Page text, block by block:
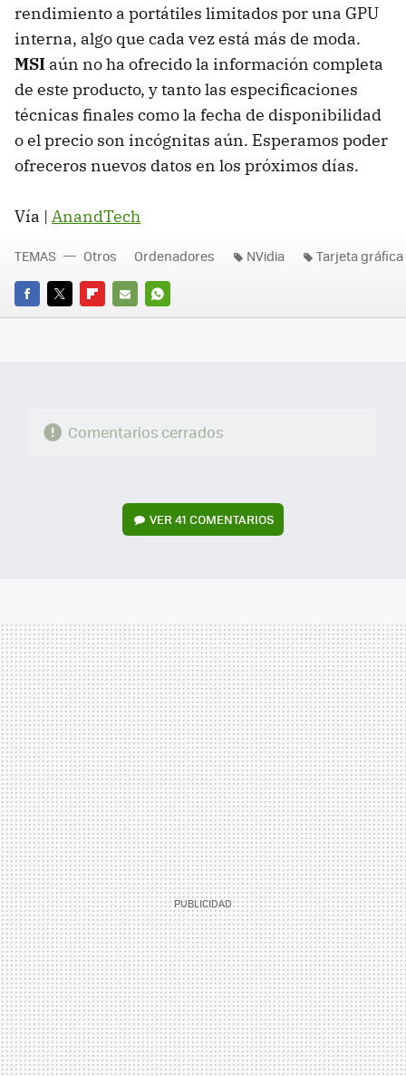
rendimiento a portátiles limitados por una GPU
interna, algo que cada vez está más de moda.
MSI aún no ha ofrecido la información completa
de este producto, y tanto las especificaciones
técnicas finales como la fecha de disponibilidad
o el precio son incógnitas aún. Esperamos poder
ofreceros nuevos datos en los próximos días.
Vía | AnandTech
FACEBOOK
TWITTERFLIPBOARD
E-
WHATSAPP
TEMAS Otros Ordenadores NVidia Tarjeta gráfica
Comentarios cerrados
VER41 COMENTARIOS